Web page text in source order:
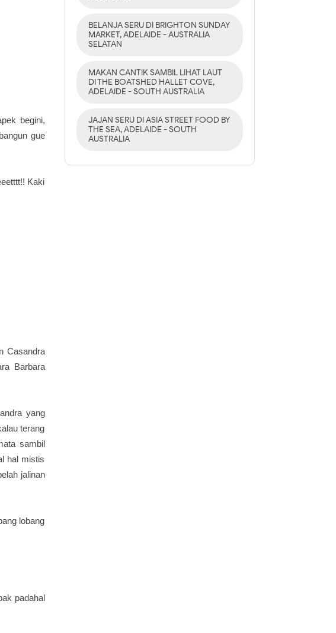
begini,
gue
Kaki
Casandra
Barbara
yang
terang
sambil
hal mistis
jalinan
lobang
padahal
BELANJA SERU DI BRIGHTON SUNDAY
MARKET, ADELAIDE - AUSTRALIA
SELATAN
MAKAN CANTIK SAMBIL LIHAT LAUT
DI THE BOATSHED HALLET COVE,
ADELAIDE - SOUTH AUSTRALIA
JAJAN SERU DI ASIA STREET FOOD BY
THE SEA, ADELAIDE - SOUTH
AUSTRALIA